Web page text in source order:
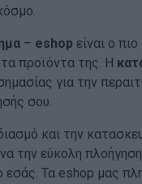
– eshop είναι ο
προϊόντα της. Η
για την
σου.
και την
την εύκολη
εσάς. Τα eshop μας